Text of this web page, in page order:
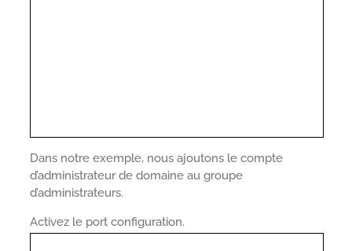
Dans notre exemple, nous ajoutons le compte
d’administrateur de domaine au groupe
d’administrateurs.
Activez le port configuration.